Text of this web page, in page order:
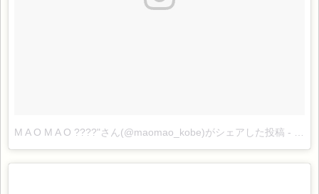
M A O M A O ????"さん(@maomao_kobe)がシェアした投稿 -